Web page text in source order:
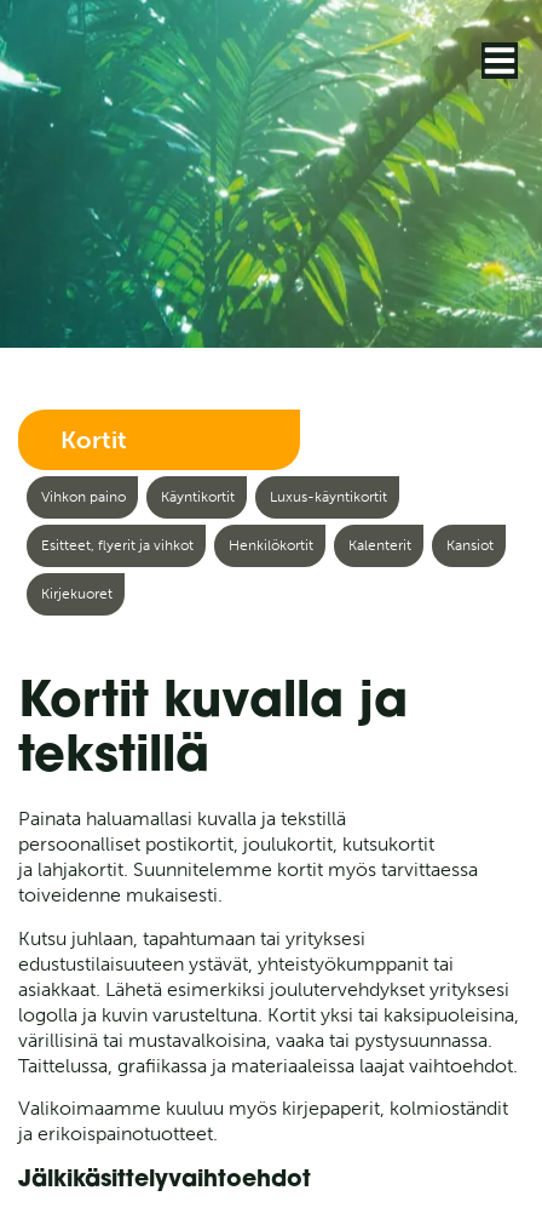
Kortit
Vihkon paino Käyntikortit Luxus-käyntikortit
Esitteet, flyerit ja vihkot Henkilökortit Kalenterit Kansiot
Kirjekuoret
Kortit kuvalla ja
tekstillä
Painata haluamallasi kuvalla ja tekstillä
persoonalliset postikortit, joulukortit, kutsukortit
ja lahjakortit. Suunnitelemme kortit myös tarvittaessa
toiveidenne mukaisesti.
Kutsu juhlaan, tapahtumaan tai yrityksesi
edustustilaisuuteen ystävät, yhteistyökumppanit tai
asiakkaat. Lähetä esimerkiksi joulutervehdykset yrityksesi
logolla ja kuvin varusteltuna. Kortit yksi tai kaksipuoleisina,
värillisinä tai mustavalkoisina, vaaka tai pystysuunnassa.
Taittelussa, grafiikassa ja materiaaleissa laajat vaihtoehdot.
Valikoimaamme kuuluu myös kirjepaperit, kolmioständit
ja erikoispainotuotteet.
Jälkikäsittelyvaihtoehdot